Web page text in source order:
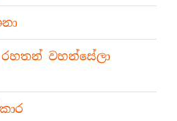
වහන්සේලා